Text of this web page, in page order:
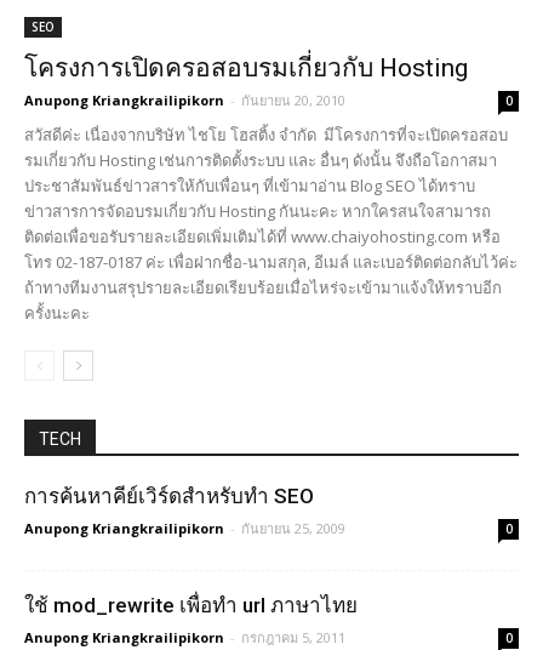
SEO
โครงการเปิดครอสอบรมเกี่ยวกับ Hosting
Anupong Kriangkrailipikorn - กันยายน 20, 2010 0
สวัสดีค่ะ เนื่องจากบริษัท ไชโย โฮสติ้ง จำกัด มีโครงการที่จะเปิดครอสอบ
รมเกี่ยวกับ Hosting เช่นการติดตั้งระบบ และ อื่นๆ ดังนั้น จึงถือโอกาสมา
ประชาสัมพันธ์ข่าวสารให้กับเพื่อนๆ ที่เข้ามาอ่าน Blog SEO ได้ทราบ
ข่าวสารการจัดอบรมเกี่ยวกับ Hosting กันนะคะ หากใครสนใจสามารถ
ติดต่อเพื่อขอรับรายละเอียดเพิ่มเติมได้ที่ www.chaiyohosting.com หรือ
โทร 02-187-0187 ค่ะ เพื่อฝากชื่อ-นามสกุล, อีเมล์ และเบอร์ติดต่อกลับไว้ค่ะ
ถ้าทางทีมงานสรุปรายละเอียดเรียบร้อยเมื่อไหร่จะเข้ามาแจ้งให้ทราบอีก
ครั้งนะคะ
TECH
การค้นหาคีย์เวิร์ดสำหรับทำ SEO
Anupong Kriangkrailipikorn - กันยายน 25, 2009 0
ใช้ mod_rewrite เพื่อทำ url ภาษาไทย
Anupong Kriangkrailipikorn - กรกฎาคม 5, 2011 0